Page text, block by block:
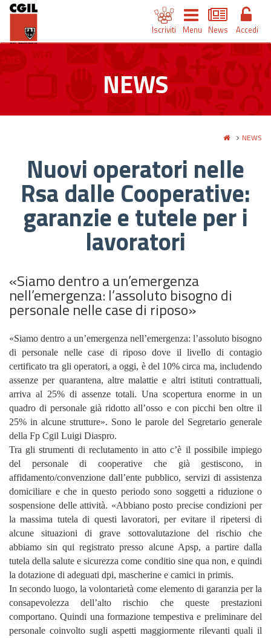
Iscriviti Menu News Accedi
NEWS
NEWS
Nuovi operatori nelle
Rsa dalle Cooperative:
garanzie e tutele per i
lavoratori
«Siamo dentro a un’emergenza
nell’emergenza: l’assoluto bisogno di
personale nelle case di riposo»
«Siamo dentro a un’emergenza nell’emergenza: l’assoluto bisogno
di personale nelle case di riposo dove il livello di contagio
certificato tra gli operatori, a oggi, è del 10% circa ma, includendo
assenze per quarantena, altre malattie e altri istituti contrattuali,
arriva al 25% di assenze totali. Una scopertura enorme in un
quadro di personale già ridotto all’osso e con picchi ben oltre il
25% in alcune strutture». Sono le parole del Segretario generale
della Fp Cgil Luigi Diaspro.
Tra gli strumenti di reclutamento in atto c’è il possibile impiego
del personale di cooperative che già gestiscono, in
affidamento/convenzione dall’ente pubblico, servizi di assistenza
domiciliare e che in questo periodo sono soggetti a riduzione o
sospensione delle attività. «Abbiano posto precise condizioni per
la massima tutela di questi lavoratori, per evitare il ripetersi di
alcune situazioni di grave sottovalutazione del rischio che
abbiamo sin qui registrato presso alcune Apsp, a partire dalla
tutela della salute e sicurezza come conditio sine qua non, e quindi
la dotazione di adeguati dpi, mascherine e camici in primis.
In secondo luogo, la volontarietà come elemento di garanzia per la
consapevolezza dell’alto rischio che queste prestazioni
comportano. Quindi una formazione tempestiva e preliminare del
personale coinvolto sugli aspetti maggiormente rilevanti quali il